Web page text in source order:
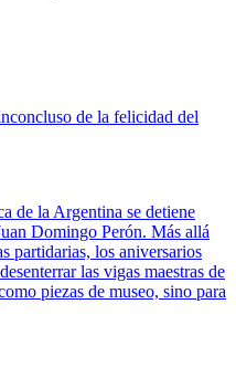
de la felicidad del
de la Argentina se detiene
Domingo Perón. Más allá
partidarias, los aniversarios
las vigas maestras de
piezas de museo, sino para